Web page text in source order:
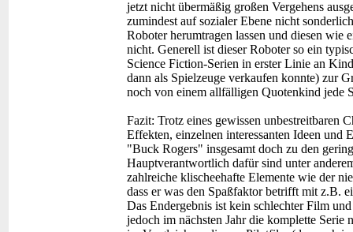
jetzt nicht übermäßig großen Vergehens
zumindest auf sozialer Ebene nicht
Roboter herumtragen lassen und diesen wie
nicht. Generell ist dieser Roboter so ein
Science Fiction-Serien in erster Linie an
dann als Spielzeuge verkaufen konnte) zur
noch von einem allfälligen Quotenkind jede
Fazit: Trotz eines gewissen unbestreitbaren
Effekten, einzelnen interessanten Ideen und
"Buck Rogers" insgesamt doch zu den
Hauptverantwortlich dafür sind unter
zahlreiche klischeehafte Elemente wie der
dass er was den Spaßfaktor betrifft mit z.B.
Das Endergebnis ist kein schlechter Film
jedoch im nächsten Jahr die komplette Serie